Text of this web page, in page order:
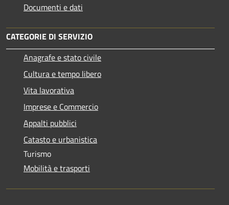
Documenti e dati
CATEGORIE DI SERVIZIO
Anagrafe e stato civile
Cultura e tempo libero
Vita lavorativa
Imprese e Commercio
Appalti pubblici
Catasto e urbanistica
Turismo
Mobilità e trasporti